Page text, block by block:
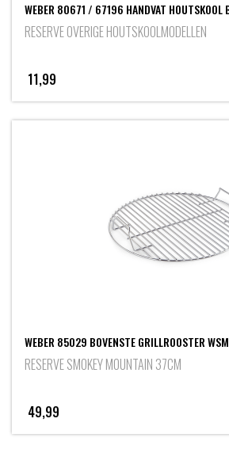
WEBER 80671 / 67196 HANDVAT HOUTSKOOL
RESERVE OVERIGE HOUTSKOOLMODELLEN
11,99
WEBER 85029 BOVENSTE GRILLROOSTER
RESERVE SMOKEY MOUNTAIN 37CM
49,99